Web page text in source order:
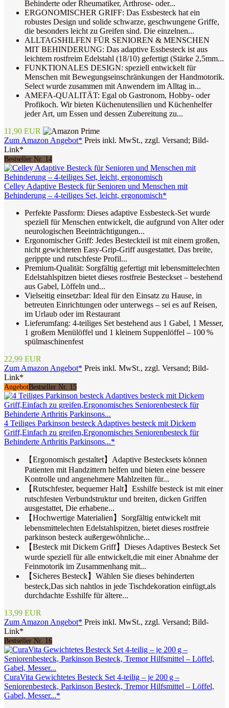
Behinderte oder Rheumatiker, Arthrose- oder...
ERGONOMISCHER GRIFF: Das Essbesteck hat ein
robustes Design und solide schwarze, geschwungene Griffe,
die besonders leicht zu Greifen sind. Die einzelnen...
ALLTAGSHILFEN FÜR SENIOREN & MENSCHEN
MIT BEHINDERUNG: Das adaptive Essbesteck ist aus
leichtem rostfreim Edelstahl (18/10) gefertigt (Stärke 2,5mm...
FUNKTIONALES DESIGN: speziell entwickelt für
Menschen mit Bewegungseinschränkungen der Handmotorik.
Select wurde zusammen mit Anwendern im Alltag in...
AMEFA-QUALITÄT: Egal ob Gastronom, Hobby- oder
Profikoch. Wir bieten Küchenutensilien und Küchenhelfer
jeder Art, um Essen und dessen Zubereitung zu...
11,90 EUR
Zum Amazon Angebot* Preis inkl. MwSt., zzgl. Versand; Bild-
Link*
Bestseller Nr. 14
Celley Adaptive Besteck für Senioren und Menschen mit
Behinderung – 4-teiliges Set, leicht, ergonomisch*
Perfekte Passform: Dieses adaptive Essbesteck-Set wurde
speziell für Menschen entwickelt, die aufgrund von Alter oder
neurologischen Beeinträchtigungen...
Ergonomischer Griff: Jedes Besteckteil ist mit einem großen,
nicht gewichteten Easy-Grip-Griff ausgestattet. Das breite,
gerippte und rutschfeste Profil...
Premium-Qualität: Sorgfältig gefertigt mit lebensmittelechten
Edelstahlspitzen bietet dieses rostfreie Besteckset – bestehend
aus Gabel, Löffeln und...
Vielseitig einsetzbar: Ideal für den Einsatz zu Hause, in
betreuten Einrichtungen oder unterwegs – sei es auf Reisen,
im Urlaub oder im Restaurant
Lieferumfang: 4-teiliges Set bestehend aus 1 Gabel, 1 Messer,
1 großem Menülöffel und 1 kleinem Suppenlöffel – 100 %
spülmaschinenfest
22,99 EUR
Zum Amazon Angebot* Preis inkl. MwSt., zzgl. Versand; Bild-
Link*
AngebotBestseller Nr. 15
4 Teiliges Parkinson besteck Adaptives besteck mit Dickem
Griff,Einfach zu greifen,Ergonomisches Seniorenbesteck für
Behinderte Arthritis Parkinsons...*
【Ergonomisch gestaltet】Adaptive Bestecksets können
Patienten mit Handzittern helfen und bieten eine bessere
Kontrolle und angenehmere Mahlzeiten für...
【Rutschfester, bequemer Halt】Esshilfe besteck ist mit einer
rutschfesten Verbundstruktur und breiten, dicken Griffen
ausgestattet, Die erhabene...
【Hochwertige Materialien】Sorgfältig entwickelt mit
lebensmittelechten Edelstahlspitzen, bietet dieses rostfreie
parkinson besteck außergewöhnliche...
【Besteck mit Dickem Griff】Dieses Adaptives Besteck Set
wurde speziell für alle entwickelt,die mit einer Abnahme der
Feinmotorik im Zusammenhang mit...
【Sicheres Besteck】Wählen Sie dieses behinderten
besteck,Das sich nahtlos in jede Tischdekoration einfügt,als
durchdachte Esshilfe für ältere...
13,99 EUR
Zum Amazon Angebot* Preis inkl. MwSt., zzgl. Versand; Bild-
Link*
Bestseller Nr. 16
CuraVita Gewichtetes Besteck Set 4‑teilig – je 200 g –
Seniorenbesteck, Parkinson Besteck, Tremor Hilfsmittel – Löffel,
Gabel, Messer...*